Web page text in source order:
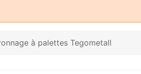
à palettes Tegometall